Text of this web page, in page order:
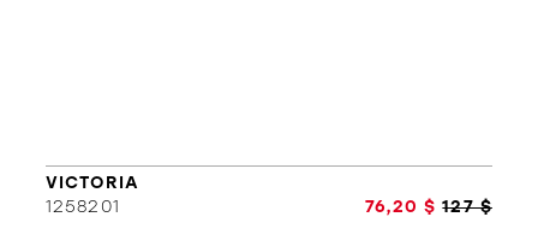
VICTORIA
1258201
76,20 $ 127 $